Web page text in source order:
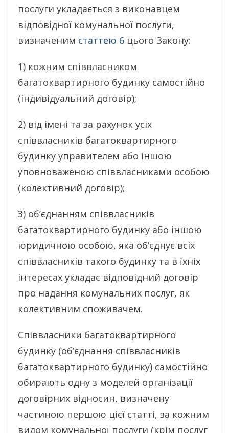
послуги укладається з виконавцем
відповідної комунальної послуги,
визначеним статтею 6 цього Закону:
1) кожним співвласником
багатоквартирного будинку самостійно
(індивідуальний договір);
2) від імені та за рахунок усіх
співвласників багатоквартирного
будинку управителем або іншою
уповноваженою співвласниками особою
(колективний договір);
3) об’єднанням співвласників
багатоквартирного будинку або іншою
юридичною особою, яка об’єднує всіх
співвласників такого будинку та в їхніх
інтересах укладає відповідний договір
про надання комунальних послуг, як
колективним споживачем.
Співвласники багатоквартирного
будинку (об’єднання співвласників
багатоквартирного будинку) самостійно
обирають одну з моделей організації
договірних відносин, визначену
частиною першою цієї статті, за кожним
видом комунальної послуги (крім послуг